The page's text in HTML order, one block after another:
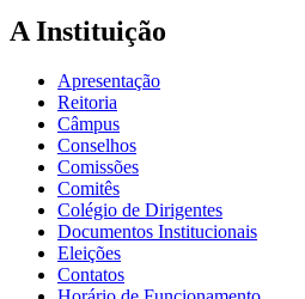
A Instituição
Apresentação
Reitoria
Câmpus
Conselhos
Comissões
Comitês
Colégio de Dirigentes
Documentos Institucionais
Eleições
Contatos